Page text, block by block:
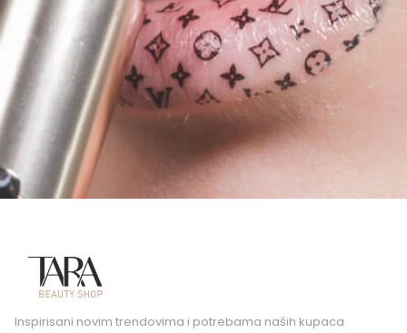
Inspirisani novim trendovima i potrebama naših kupaca